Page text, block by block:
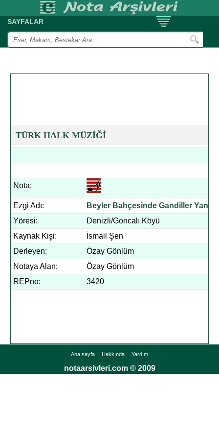
SAYFALAR
TÜRK HALK MÜZİĞİ
Nota:
Ezgi Adı:
Beyler Bahçesinde Gandiller Yanar
Yöresi:
Denizli/Goncalı Köyü
Kaynak Kişi:
İsmail Şen
Derleyen:
Özay Gönlüm
Notaya Alan:
Özay Gönlüm
REPno:
3420
Ana sayfa Hakkında Yardım
notaarsivleri.com © 2009